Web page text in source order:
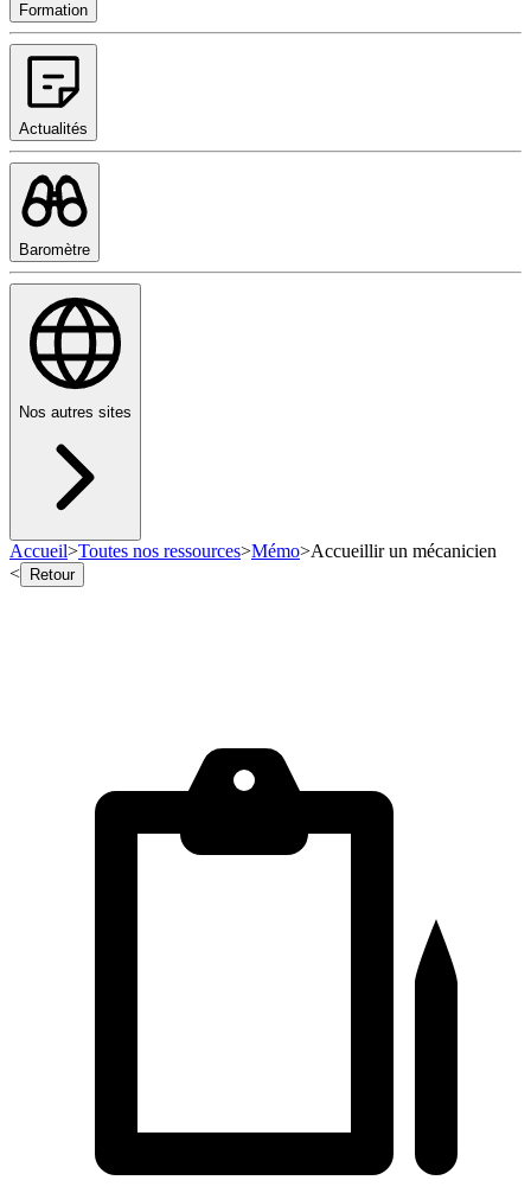
Formation
Actualités
Baromètre
Nos autres sites
Accueil>Toutes nos ressources>Mémo>Accueillir un mécanicien
<
Retour